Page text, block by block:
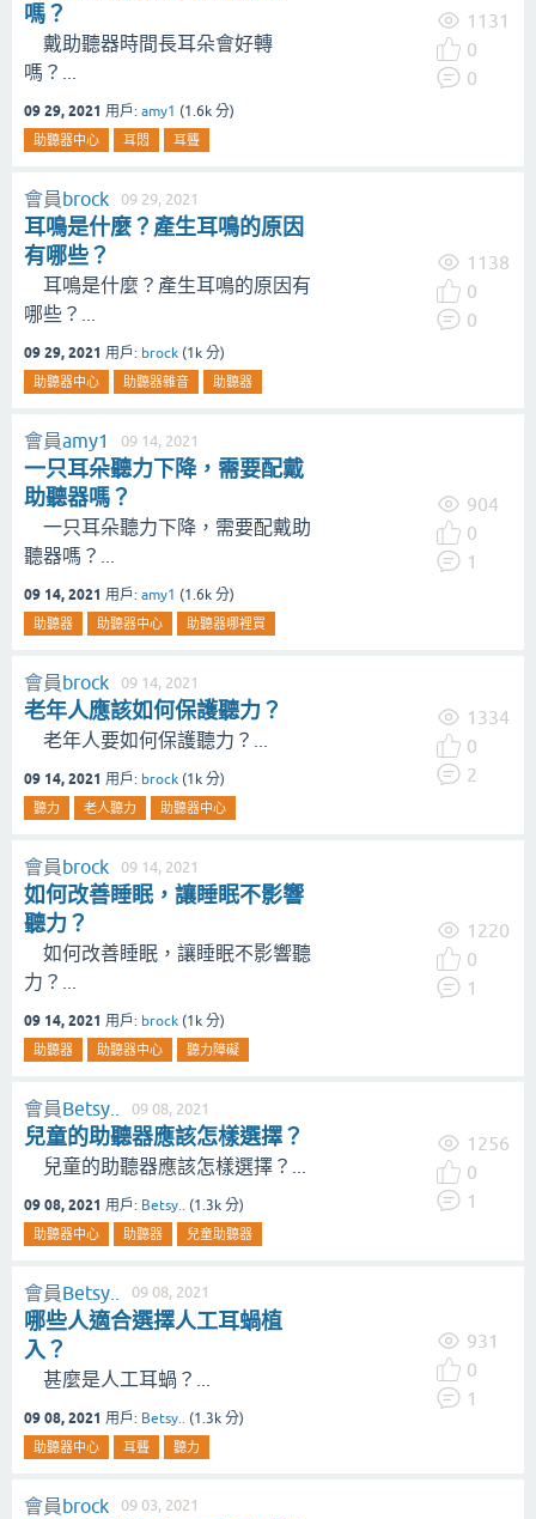
嗎？
戴助聽器時間長耳朵會好轉
嗎？...
09 29, 2021 用戶: amy1 (1.6k 分)
助聽器中心 耳悶 耳聾
1131
0
0
會員brock 09 29, 2021
耳鳴是什麼？產生耳鳴的原因
有哪些？
耳鳴是什麼？產生耳鳴的原因有
哪些？...
09 29, 2021 用戶: brock (1k 分)
助聽器中心 助聽器雜音 助聽器
1138
0
0
會員amy1 09 14, 2021
一只耳朵聽力下降，需要配戴
助聽器嗎？
一只耳朵聽力下降，需要配戴助
聽器嗎？...
09 14, 2021 用戶: amy1 (1.6k 分)
助聽器 助聽器中心 助聽器哪裡買
904
0
1
會員brock 09 14, 2021
老年人應該如何保護聽力？
老年人要如何保護聽力？...
09 14, 2021 用戶: brock (1k 分)
聽力 老人聽力 助聽器中心
1334
0
2
會員brock 09 14, 2021
如何改善睡眠，讓睡眠不影響
聽力？
如何改善睡眠，讓睡眠不影響聽
力？...
09 14, 2021 用戶: brock (1k 分)
助聽器 助聽器中心 聽力障礙
1220
0
1
會員Betsy.. 09 08, 2021
兒童的助聽器應該怎樣選擇？
兒童的助聽器應該怎樣選擇？...
09 08, 2021 用戶: Betsy.. (1.3k 分)
助聽器中心 助聽器 兒童助聽器
1256
0
1
會員Betsy.. 09 08, 2021
哪些人適合選擇人工耳蝸植
入？
甚麼是人工耳蝸？...
09 08, 2021 用戶: Betsy.. (1.3k 分)
助聽器中心 耳聾 聽力
931
0
1
會員brock 09 03, 2021